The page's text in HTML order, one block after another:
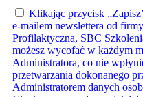
Klikając przycisk
e-mailem newslettera od
Profilaktyczna, SBC
możesz wycofać w każdym
Administratora, co nie
przetwarzania dokonanego
Administratorem danych